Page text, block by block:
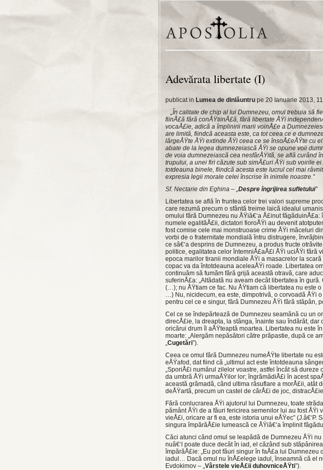
Adevărata libertate (I)
publicat in Lumea de dinlăuntru pe 20 Ianuarie 2013,
„În calitate de chip al lui Dumnezeu, omul trebuia să
fiinÅ£ă fără conÅŸtiinÅ£ă, fără libertate ÅŸi
vocaÅ£ie, adică a împlinirii marii voinÅ£e a
are limită, fiindcă aceasta este, ca tot ceea ce e
lărgeÅŸte ÅŸi extinde ÅŸi ceea ce se însoÅ£eÅŸte cu
abate de la legea dumnezeiască ÅŸi se opune voii
de voia dumnezeiască cea nesfârÅŸită, se află curând
trupului, a unei firi căzute sub simÅ£uri ÅŸi sub voirile
totdeauna binele, fiindcă acesta este lucrul cel mai
expresia legii morale celei înscrise în inimile noastre.”
Sf. Nectarie din Eghina – „Despre îngrijirea sufletului”
Libertatea se află în fruntea celor trei valori supreme
care rezumă precum o sfântă treime laică idealul
omului fără Dumnezeu nu ÅŸiâ€‘a Å£inut
numele egalităÅ£ii, dictatori fioroÅŸi au devenit
fost comise cele mai monstruoase crime ÅŸi măceluri
vorbi de o fraternitate mondială întru distrugere,
ce sâ€‘a desprins de Dumnezeu, a produs fructe
politice, egalitatea celor întemniÅ£aÅ£i ÅŸi uciÅŸi fără
epoca marilor tiranii mondiale ÅŸi a masacrelor la
copac va da întotdeauna aceleaÅŸi roade. Libertatea
continuăm să fumăm fără grijă această otravă, care
suferinÅ£a: „Altădată nu aveam decât libertatea în
(…); nu ÅŸtiam ce fac. Nu ÅŸtiam că libertatea nu este
…) Nu, nicidecum, ea este, dimpotrivă, o corvoadă ÅŸi
pentru cel ce e singur, fără Dumnezeu ÅŸi fără stăpân,
Cel ce se îndepărtează de Dumnezeu seamănă cu un
direcÅ£ie, la dreapta, la stânga, înainte sau îndărăt, dar
oricărui drum îl aÅŸteaptă moartea. Libertatea nu este
moarte: „Alergăm nepăsători către prăpastie, după ce
„Cugetări”).
Ceea ce omul fără Dumnezeu numeÅŸte libertate nu
eÅŸafod, dat fiind că „ultimul act este întotdeauna
„SporiÅ£i numărul zilelor voastre, astfel încât să
da umbră ÅŸi urmaÅŸilor lor; îngrămădiÅ£i în acest
această grămadă, când ultima răsuflare a morÅ£ii, atât
deÅŸartă, precum un castel de cărÅ£i de joc,
Fără conlucrarea ÅŸi ajutorul lui Dumnezeu, toate
pământ ÅŸi de a făuri fericirea semenilor lui au fost ÅŸi
vieÅ£i, oricare ar fi ea, este istoria unui eÅŸec”
singura împărăÅ£ie lumească ce ÅŸiâ€‘a împlinit
Căci atunci când omul se leapădă de Dumnezeu ÅŸi
nuâ€‘l poate duce decât în iad, el căzând sub
împărăÅ£ie: „Eu pot făuri singur în faÅ£a lui
iadul… Dacă omul nu înÅ£elege iadul, înseamnă că el
Evdokimov – „Vârstele vieÅ£ii duhovniceÅŸti”).